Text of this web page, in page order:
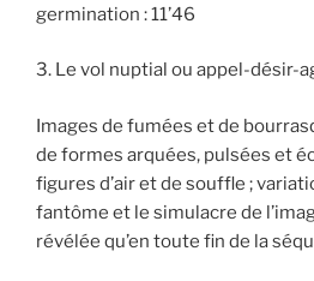
germination : 11’46
3. Le vol nuptial ou appel-désir-
Images de fumées et de
de formes arquées, pulsées et
figures d’air et de souffle ;
fantôme et le simulacre de
révélée qu’en toute fin de la